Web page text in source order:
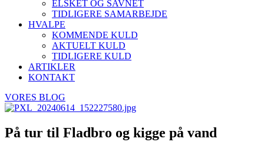
ELSKET OG SAVNET
TIDLIGERE SAMARBEJDE
HVALPE
KOMMENDE KULD
AKTUELT KULD
TIDLIGERE KULD
ARTIKLER
KONTAKT
VORES BLOG
På tur til Fladbro og kigge på vand